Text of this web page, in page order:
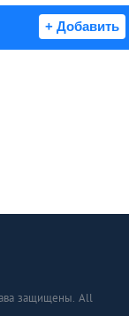
+ Добавить
защищены. All